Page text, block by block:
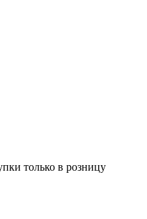
только в розницу